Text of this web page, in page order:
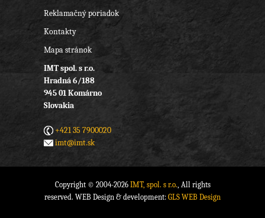
Reklamačný poriadok
Kontakty
Mapa stránok
IMT spol. s r.o.
Hradná 6/188
945 01 Komárno
Slovakia
+421 35 7900020
imt@imt.sk
Copyright © 2004-2026 IMT, spol. s r.o., All rights
reserved. WEB Design & development: GLS WEB Design